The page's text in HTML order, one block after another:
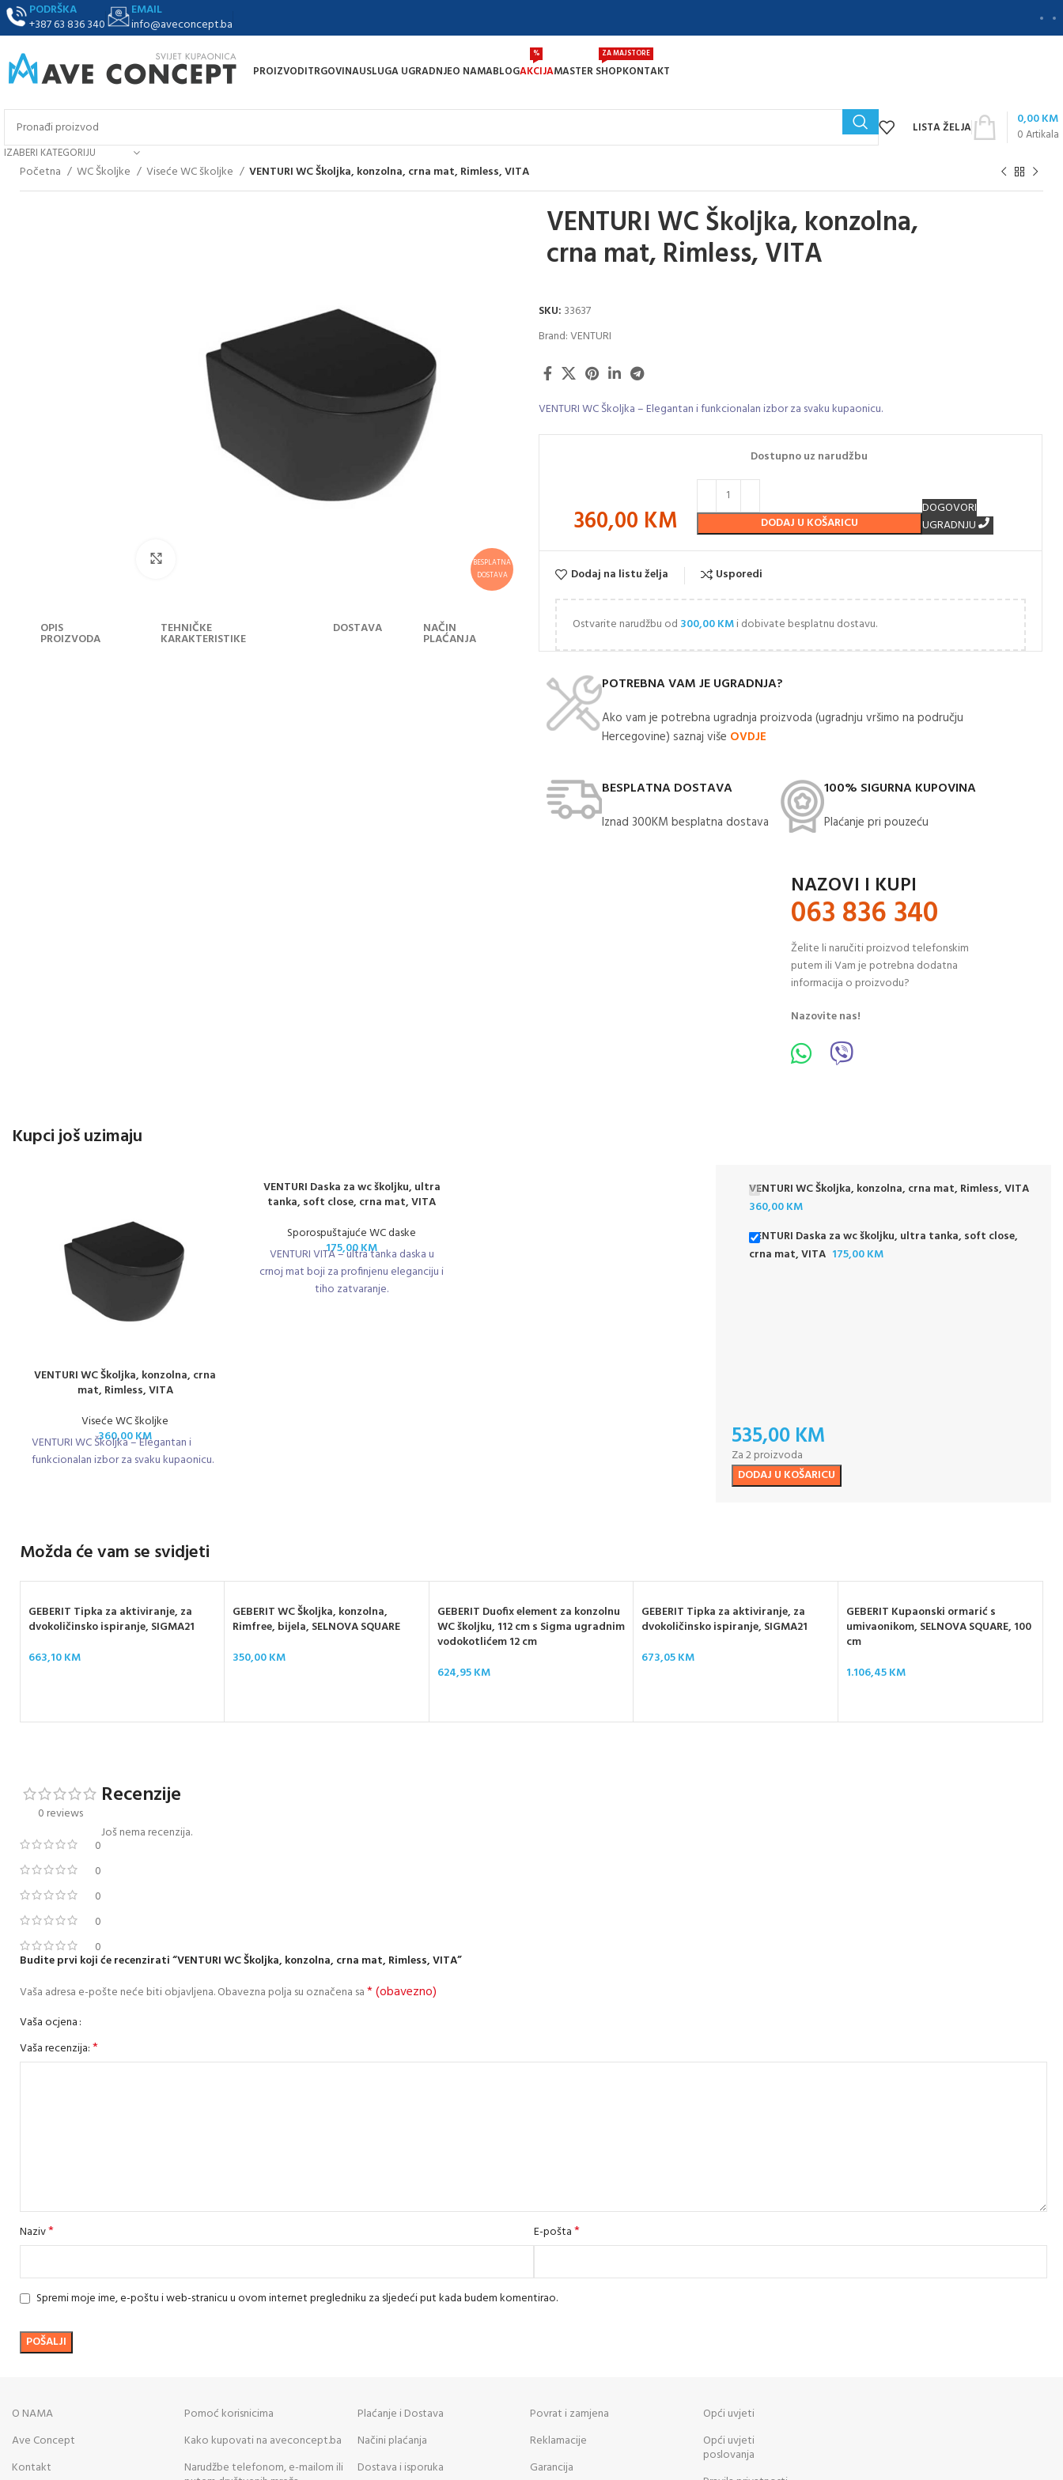
PODRŠKA
+387 63 836 340
EMAIL
info@aveconcept.ba
PROIZVODITRGOVINAUSLUGA UGRADNJEO NAMABLOGAKCIJA
%
MASTER SHOP
ZA MAJSTORE
KONTAKT
IZABERI KATEGORIJU
LISTA ŽELJA 0Artikala
0,00KM
Početna WC Školjke Viseće WC školjke VENTURI WC Školjka, konzolna, crna mat, Rimless, VITA
BESPLATNA
DOSTAVA
OPIS
PROIZVODA
TEHNIČKE
KARAKTERISTIKE
DOSTAVA NAČIN
PLAĆANJA
VENTURI WC Školjka, konzolna,
crna mat, Rimless, VITA
SKU: 33637
Brand:VENTURI
VENTURI WC Školjka – Elegantan i funkcionalan izbor za svaku kupaonicu.
360,00 KM
Dostupno uz narudžbu
DODAJ U KOŠARICU
DOGOVORI
UGRADNJU
Dodaj na listu želja Usporedi
Ostvarite narudžbu od 300,00KMi dobivate besplatnu dostavu.
POTREBNA VAM JE UGRADNJA?
Ako vam je potrebna ugradnja proizvoda (ugradnju vršimo na području
Hercegovine) saznaj više OVDJE
BESPLATNA DOSTAVA
Iznad 300KM besplatna dostava​
100% SIGURNA KUPOVINA
Plaćanje pri pouzeću
NAZOVI I KUPI
063 836 340
Želite li naručiti proizvod telefonskim
putem ili Vam je potrebna dodatna
informacija o proizvodu?
Nazovite nas!
Kupci još uzimaju
VENTURI WC Školjka, konzolna, crna
mat, Rimless, VITA
Viseće WC školjke
360,00KM
VENTURI WC Školjka – Elegantan i
funkcionalan izbor za svaku kupaonicu.
VENTURI Daska za wc školjku, ultra
tanka, soft close, crna mat, VITA
Sporospuštajuće WC daske
175,00KM
VENTURI VITA – ultra tanka daska u
crnoj mat boji za profinjenu eleganciju i
tiho zatvaranje.
VENTURI WC Školjka, konzolna, crna mat, Rimless, VITA
360,00KM
VENTURI Daska za wc školjku, ultra tanka, soft close,
crna mat, VITA 175,00KM
535,00KM
Za 2 proizvoda
DODAJ U KOŠARICU
Možda će vam se svidjeti
GEBERIT Tipka za aktiviranje, za
dvokoličinsko ispiranje, SIGMA21
663,10KM
GEBERIT WC Školjka, konzolna,
Rimfree, bijela, SELNOVA SQUARE
350,00KM
GEBERIT Duofix element za konzolnu
WC školjku, 112 cm s Sigma ugradnim
vodokotlićem 12 cm
624,95KM
GEBERIT Tipka za aktiviranje, za
dvokoličinsko ispiranje, SIGMA21
673,05KM
GEBERIT Kupaonski ormarić s
umivaonikom, SELNOVA SQUARE, 100
cm
1.106,45KM
0 reviews
0
0
0
0
0
Recenzije
Još nema recenzija.
Budite prvi koji će recenzirati “VENTURI WC Školjka, konzolna, crna mat, Rimless, VITA”
Vaša adresa e-pošte neće biti objavljena.Obavezna polja su označena sa* (obavezno)
Vaša ocjena
Vaša recenzija:*
Naziv* E-pošta*
Spremi moje ime, e-poštu i web-stranicu u ovom internet pregledniku za sljedeći put kada budem komentirao.
O NAMA
Ave Concept
Kontakt
Pomoć korisnicima
Kako kupovati na aveconcept.ba
Narudžbe telefonom, e-mailom ili
Plaćanje i Dostava
Načini plaćanja
Dostava i isporuka
Povrat i zamjena
Reklamacije
Garancija
Opći uvjeti
Opći uvjeti
poslovanja